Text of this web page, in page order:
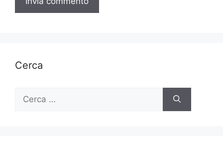
Cerca
per: